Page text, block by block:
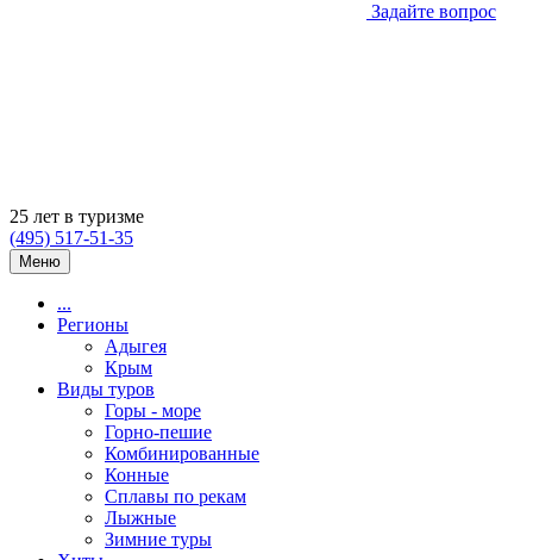
Задайте вопрос
25 лет в туризме
(495) 517-51-35
Меню
...
Регионы
Адыгея
Крым
Виды туров
Горы - море
Горно-пешие
Комбинированные
Конные
Сплавы по рекам
Лыжные
Зимние туры